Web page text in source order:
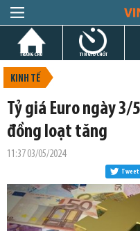
TRANG CHỦ TIN GIỜ CHÓT
KINH TẾ
Tỷ giá Euro ngày
đồng loạt tăng
11:37 03/05/2024
Tweet